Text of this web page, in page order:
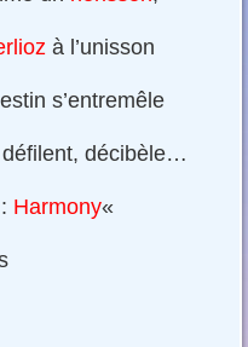
à l’unisson
s’entremêle
décibèle…
Harmony«